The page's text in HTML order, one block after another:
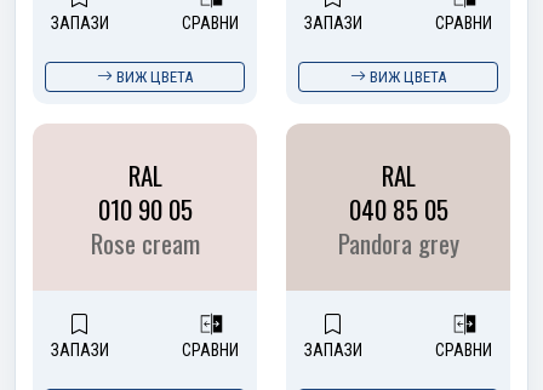
ЗАПАЗИ СРАВНИ
ВИЖ ЦВЕТА
ЗАПАЗИ СРАВНИ
ВИЖ ЦВЕТА
RAL
010 90 05
Rose cream
ЗАПАЗИ СРАВНИ
RAL
040 85 05
Pandora grey
ЗАПАЗИ СРАВНИ